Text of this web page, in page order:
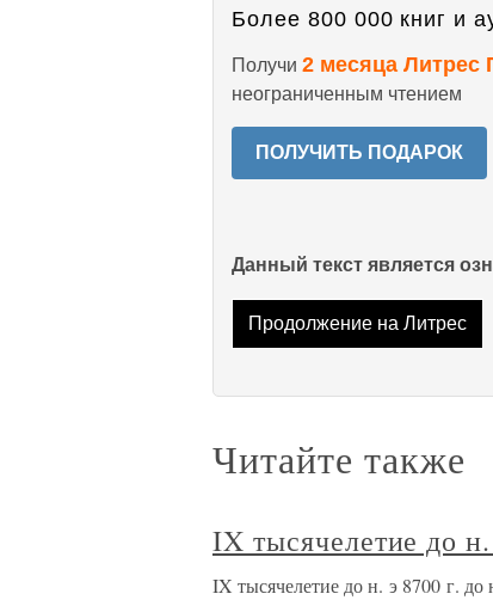
Более 800 000 книг и
Получи 2 месяца Литрес
неограниченным чтением
ПОЛУЧИТЬ ПОДАРОК
Данный текст является
Продолжение на Литрес
Читайте также
IX тысячелетие до
IX тысячелетие до н. э 8700 г. до